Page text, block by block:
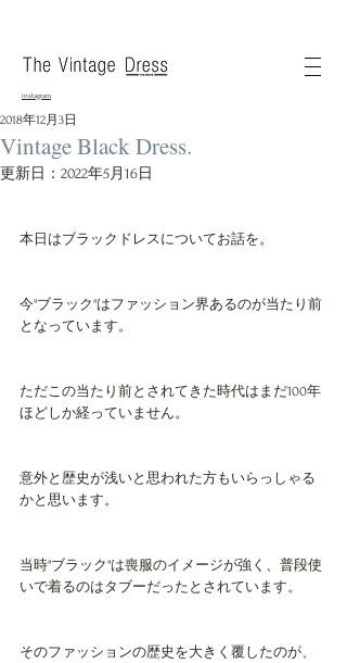
instagram
Vintage Black Dress.
2018年12月3日
更新日： 2022年5月16日
本日はブラックドレスについてお話を。
今"ブラック"はファッション界あるのが当たり前
となっています。
ただこの当たり前とされてきた時代はまだ100年
ほどしか経っていません。
意外と歴史が浅いと思われた方もいらっしゃる
かと思います。
当時"ブラック"は喪服のイメージが強く、普段使
いで着るのはタブーだったとされています。
そのファッションの歴史を大きく覆したのが、